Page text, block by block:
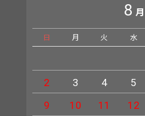
8 月
日 月 火 水
2
3 4 5
9
10 11 12